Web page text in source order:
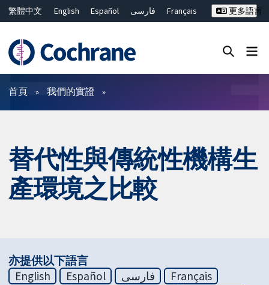
繁體中文 English Español فارسی
Français
ไทย
简体中文
更多語言
篩選條件
首頁 我們的實證
替代性與傳統性機構生
產環境之比較
亦提供以下語言
English
Español فارسی
Français